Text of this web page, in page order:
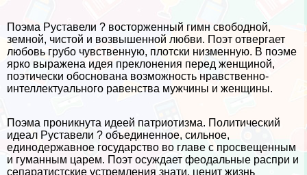
Поэма Руставели ? восторженный гимн свободной,
земной, чистой и возвышенной любви. Поэт отвергает
любовь грубо чувственную, плотски низменную. В поэме
ярко выражена идея преклонения перед женщиной,
поэтически обоснована возможность нравственно-
интеллектуального равенства мужчины и женщины.
Поэма проникнута идеей патриотизма. Политический
идеал Руставели ? объединенное, сильное,
единодержавное государство во главе с просвещенным
и гуманным царем. Поэт осуждает феодальные распри и
сепаратистские устремления знати, ценит жизнь